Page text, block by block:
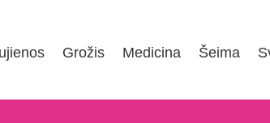
Grožis Medicina Šeima